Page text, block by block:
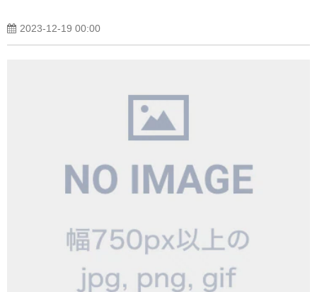
2023-12-19 00:00